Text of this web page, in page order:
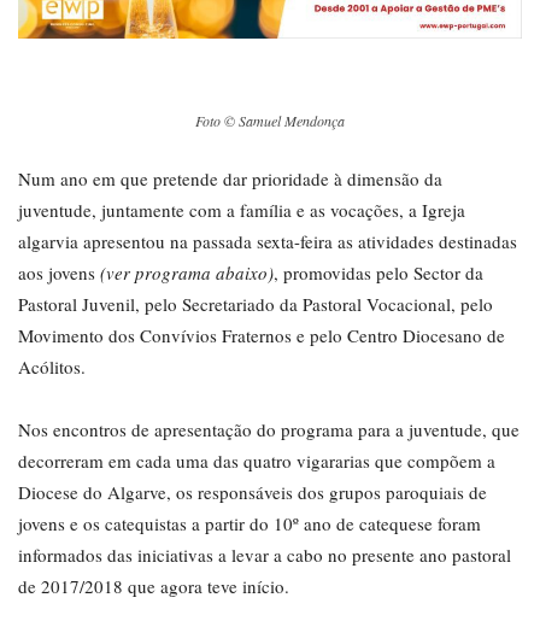
Foto © Samuel Mendonça
Num ano em que pretende dar prioridade à dimensão da
juventude, juntamente com a família e as vocações, a Igreja
algarvia apresentou na passada sexta-feira as atividades destinadas
aos jovens (ver programa abaixo), promovidas pelo Sector da
Pastoral Juvenil, pelo Secretariado da Pastoral Vocacional, pelo
Movimento dos Convívios Fraternos e pelo Centro Diocesano de
Acólitos.
Nos encontros de apresentação do programa para a juventude, que
decorreram em cada uma das quatro vigararias que compõem a
Diocese do Algarve, os responsáveis dos grupos paroquiais de
jovens e os catequistas a partir do 10º ano de catequese foram
informados das iniciativas a levar a cabo no presente ano pastoral
de 2017/2018 que agora teve início.